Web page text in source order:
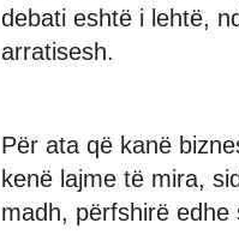
debati eshtë i lehtë,
arratisesh.
Për ata që kanë
kenë lajme të mira,
madh, përfshirë edhe